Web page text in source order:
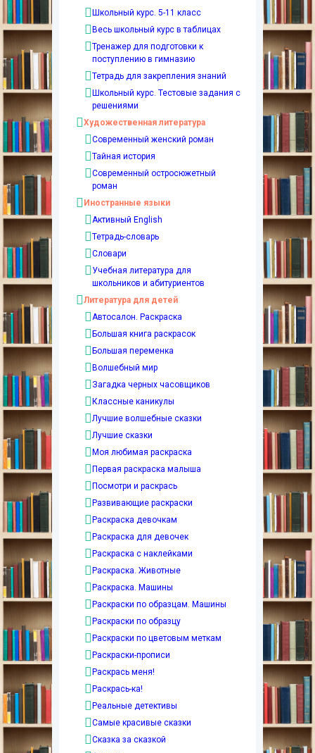
Школьный курс. 5-11 класс
Весь школьный курс в таблицах
Тренажер для подготовки к
поступлению в гимназию
Тетрадь для закрепления знаний
Школьный курс. Тестовые задания с
решениями
Художественная литература
Современный женский роман
Тайная история
Современный остросюжетный
роман
Иностранные языки
Активный English
Тетрадь-словарь
Словари
Учебная литература для
школьников и абитуриентов
Литература для детей
Автосалон. Раскраска
Большая книга раскрасок
Большая переменка
Волшебный мир
Загадка черных часовщиков
Классные каникулы
Лучшие волшебные сказки
Лучшие сказки
Моя любимая раскраска
Первая раскраска малыша
Посмотри и раскрась
Развивающие раскраски
Раскраска девочкам
Раскраска для девочек
Раскраска с наклейками
Раскраска. Животные
Раскраска. Машины
Раскраски по образцам. Машины
Раскраски по образцу
Раскраски по цветовым меткам
Раскраски-прописи
Раскрась меня!
Раскрась-ка!
Реальные детективы
Самые красивые сказки
Сказка за сказкой